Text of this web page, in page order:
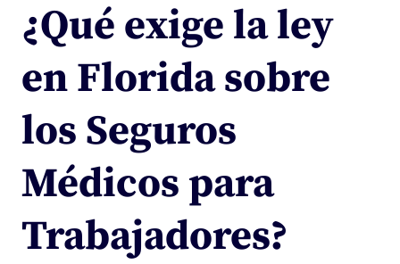
¿Qué exige la ley
en Florida sobre
los Seguros
Médicos para
Trabajadores?